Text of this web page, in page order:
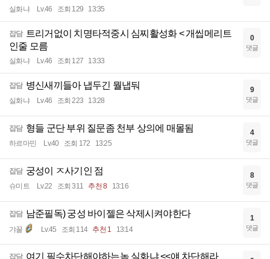
실화냐 Lv.46 조회 129 13:35
잡담
트리거없이 치명타적중시 심찌활성화 < 개씹메리트
인줄 모름
실화냐 Lv.46 조회 127 13:33
0
댓글
잡담 병신새끼들아 냅두긴 뭘냅둬
실화냐 Lv.46 조회 223 13:28
9
댓글
잡담 형들 군단 부위 질문좀 천부 상의에 매몰됨
하르마민 Lv.40 조회 172 13:25
4
댓글
잡담 궁성이 ㅈ사기인 점
슈미트 Lv.22 조회 311 추천 8 13:16
8
댓글
잡담 남준필독) 궁성 바이젤은 삭제시켜야한다
갸꿀 Lv.45 조회 114 추천 1 13:14
1
댓글
잡담 여기 필수차단해야하는놈 실화냐 <<얘 차단해라